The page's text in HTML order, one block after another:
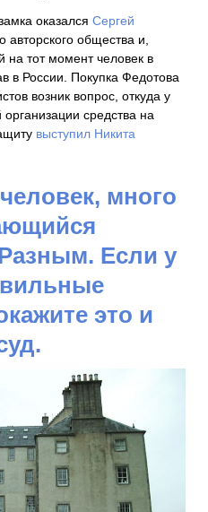
оказался Сергей
авторского общества и,
тот момент человек в
в России. Покупка Федотова
возник вопрос, откуда у
средства на
выступил Никита
много
Если у
это и